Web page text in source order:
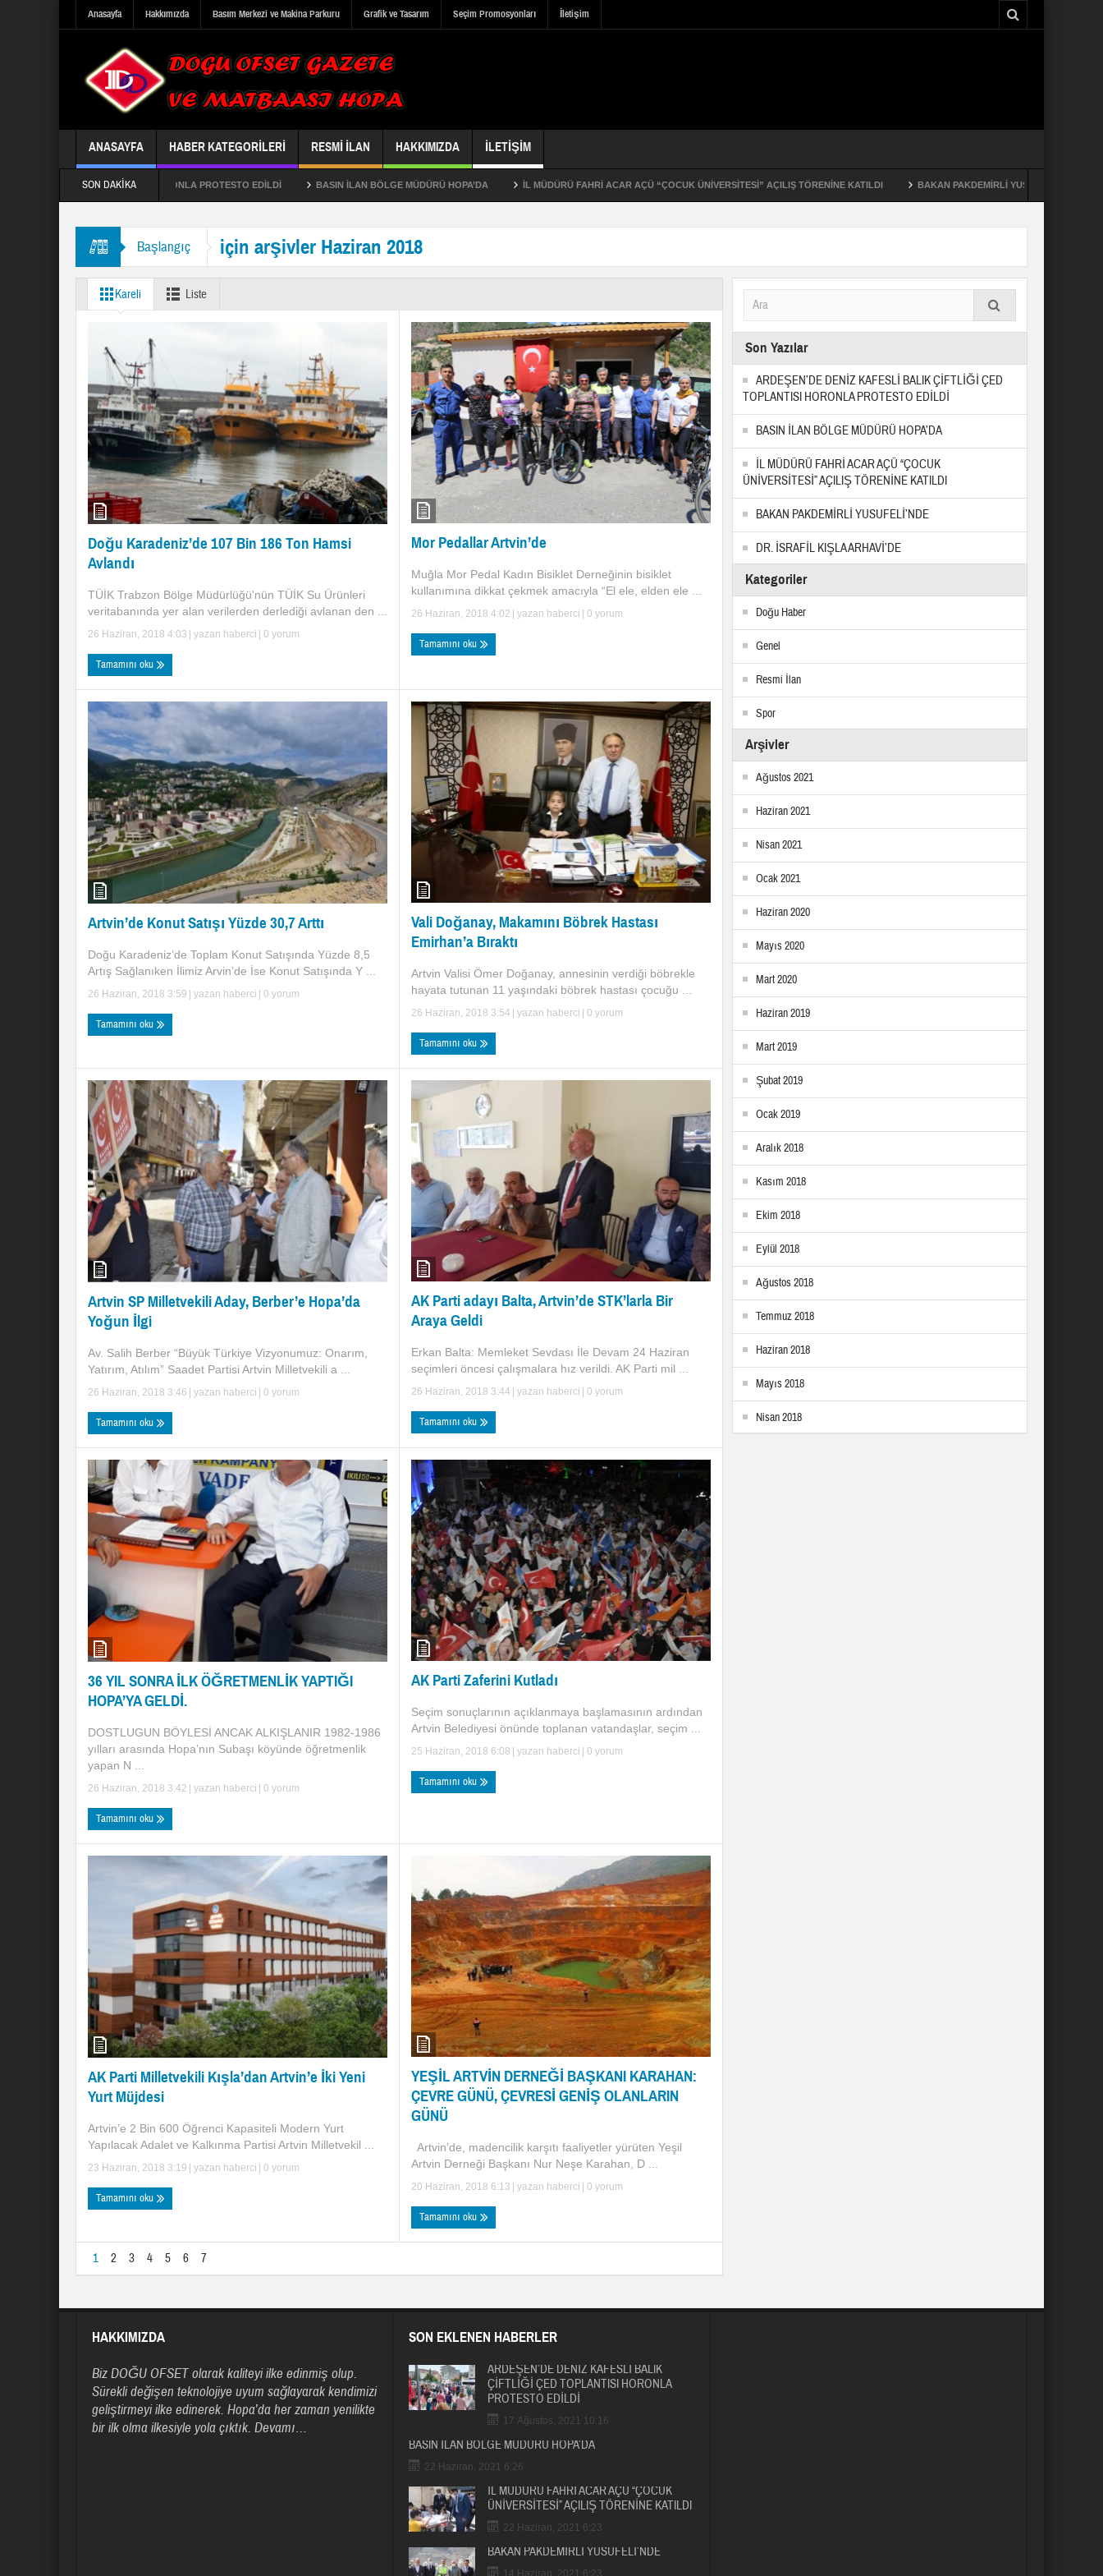
Anasayfa Hakkımızda Basım Merkezi ve Makina Parkuru Grafik ve Tasarım Seçim Promosyonları İletişim
ANASAYFA HABER KATEGORILERI RESMI İLAN HAKKIMIZDA İLETIŞIM
SON DAKIKA
ÇED TOPLANTISI HORONLA PROTESTO EDİLDİ BASIN İLAN BÖLGE MÜDÜRÜ HOPA’DA İL MÜDÜRÜ FAHRİ ACAR AÇÜ “ÇOCUK ÜNİVERSİTESİ” AÇILIŞ TÖRENİNE KATILDI BAKAN PAKDEMİRLİ YUSUFELİ’NDE
Başlangıç için arşivler Haziran 2018
Kareli Liste
Doğu Karadeniz’de 107 Bin 186 Ton Hamsi
Avlandı
TÜİK Trabzon Bölge Müdürlüğü'nün TÜİK Su Ürünleri
veritabanında yer alan verilerden derlediği avlanan den ...
26 Haziran, 2018 4:03 | yazan haberci 0 yorum
Tamamını oku
Mor Pedallar Artvin’de
Muğla Mor Pedal Kadın Bisiklet Derneğinin bisiklet
kullanımına dikkat çekmek amacıyla “El ele, elden ele ...
26 Haziran, 2018 4:02 | yazan haberci 0 yorum
Tamamını oku
Artvin’de Konut Satışı Yüzde 30,7 Arttı
Doğu Karadeniz’de Toplam Konut Satışında Yüzde 8,5
Artış Sağlanıken İlimiz Arvin’de İse Konut Satışında Y ...
26 Haziran, 2018 3:59 | yazan haberci | 0 yorum
Tamamını oku
Vali Doğanay, Makamını Böbrek Hastası
Emirhan’a Bıraktı
Artvin Valisi Ömer Doğanay, annesinin verdiği böbrekle
hayata tutunan 11 yaşındaki böbrek hastası çocuğu ...
26 Haziran, 2018 3:54 | yazan haberci 0 yorum
Tamamını oku
Artvin SP Milletvekili Aday, Berber’e Hopa’da
Yoğun İlgi
Av. Salih Berber “Büyük Türkiye Vizyonumuz: Onarım,
Yatırım, Atılım” Saadet Partisi Artvin Milletvekili a ...
26 Haziran, 2018 3:46 | yazan haberci 0 yorum
Tamamını oku
AK Parti adayı Balta, Artvin’de STK’larla Bir
Araya Geldi
Erkan Balta: Memleket Sevdası İle Devam 24 Haziran
seçimleri öncesi çalışmalara hız verildi. AK Parti mil ...
26 Haziran, 2018 3:44 | yazan haberci 0 yorum
Tamamını oku
36 YIL SONRA İLK ÖĞRETMENLİK YAPTIĞI
HOPA’YA GELDİ.
DOSTLUGUN BÖYLESİ ANCAK ALKIŞLANIR 1982-1986
yılları arasında Hopa’nın Subaşı köyünde öğretmenlik
yapan N ...
26 Haziran, 2018 3:42 | yazan haberci 0 yorum
Tamamını oku
AK Parti Zaferini Kutladı
Seçim sonuçlarının açıklanmaya başlamasının ardından
Artvin Belediyesi önünde toplanan vatandaşlar, seçim ...
25 Haziran, 2018 6:08 | yazan haberci 0 yorum
Tamamını oku
AK Parti Milletvekili Kışla’dan Artvin’e İki Yeni
Yurt Müjdesi
Artvin’e 2 Bin 600 Öğrenci Kapasiteli Modern Yurt
Yapılacak Adalet ve Kalkınma Partisi Artvin Milletvekil ...
23 Haziran, 2018 3:19 | yazan haberci 0 yorum
Tamamını oku
YEŞİL ARTVİN DERNEĞİ BAŞKANI KARAHAN:
ÇEVRE GÜNÜ, ÇEVRESİ GENİŞ OLANLARIN
GÜNÜ
Artvin’de, madencilik karşıtı faaliyetler yürüten Yeşil
Artvin Derneği Başkanı Nur Neşe Karahan, D ...
20 Haziran, 2018 6:13 | yazan haberci 0 yorum
Tamamını oku
1 2 3 4 5 6 7
Son Yazılar
ARDEŞEN’DE DENİZ KAFESLİ BALIK ÇİFTLİĞİ ÇED
TOPLANTISI HORONLA PROTESTO EDİLDİ
BASIN İLAN BÖLGE MÜDÜRÜ HOPA’DA
İL MÜDÜRÜ FAHRİ ACAR AÇÜ “ÇOCUK
ÜNİVERSİTESİ” AÇILIŞ TÖRENİNE KATILDI
BAKAN PAKDEMİRLİ YUSUFELİ’NDE
DR. İSRAFİL KIŞLA ARHAVİ’DE
Kategoriler
Doğu Haber
Genel
Resmi İlan
Spor
Arşivler
Ağustos 2021
Haziran 2021
Nisan 2021
Ocak 2021
Haziran 2020
Mayıs 2020
Mart 2020
Haziran 2019
Mart 2019
Şubat 2019
Ocak 2019
Aralık 2018
Kasım 2018
Ekim 2018
Eylül 2018
Ağustos 2018
Temmuz 2018
Haziran 2018
Mayıs 2018
Nisan 2018
HAKKIMIZDA
Biz DOĞU OFSET olarak kaliteyi ilke edinmiş olup.
Sürekli değişen teknolojiye uyum sağlayarak kendimizi
geliştirmeyi ilke edinerek. Hopa’da her zaman yenilikte
bir ilk olma ilkesiyle yola çıktık. Devamı…
SON EKLENEN HABERLER
ARDEŞEN’DE DENİZ KAFESLİ BALIK
ÇİFTLİĞİ ÇED TOPLANTISI HORONLA
PROTESTO EDİLDİ
17 Ağustos, 2021 10:16
BASIN İLAN BÖLGE MÜDÜRÜ HOPA’DA
22 Haziran, 2021 6:26
İL MÜDÜRÜ FAHRİ ACAR AÇÜ “ÇOCUK
ÜNİVERSİTESİ” AÇILIŞ TÖRENİNE KATILDI
22 Haziran, 2021 6:23
BAKAN PAKDEMİRLİ YUSUFELİ’NDE